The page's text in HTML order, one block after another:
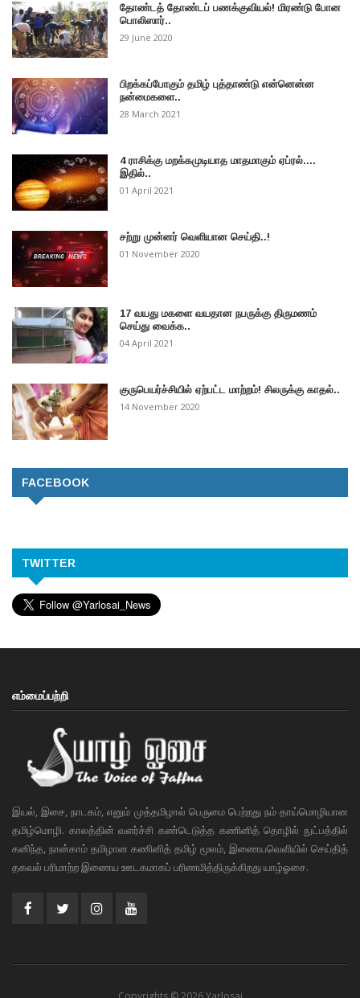
தோண்டத் தோண்டப் பணக்குவியல்! மிரண்டு போன
பொலிஸார்..
29 June 2020
பிறக்கப்போகும் தமிழ் புத்தாண்டு என்னென்ன
நன்மைகளை..
28 March 2021
4 ராசிக்கு மறக்கமுடியாத மாதமாகும் ஏப்ரல்....
இதில்..
01 April 2021
சற்று முன்னர் வெளியான செய்தி..!
01 November 2020
17 வயது மகளை வயதான நபருக்கு திருமணம்
செய்து வைக்க..
04 April 2021
குருபெயர்ச்சியில் ஏற்பட்ட மாற்றம்! சிலருக்கு காதல்..
14 November 2020
FACEBOOK
TWITTER
எம்மைப்பற்றி
இயல், இசை, நாடகம், எனும் முத்தமிழால் பெருமை பெற்றது நம் தாய்மொழியான
தமிழ்மொழி. காலத்தின் வளர்ச்சி கண்டெடுத்த கணினித் தொழில் நுட்பத்தில்
கனிந்த, நான்காம் தமிழான கணினித் தமிழ் மூலம், இணையவெளியில் செய்தித்
தகவல் பரிமாற்ற இணைய ஊடகமாகப் பரிணமித்திருக்கிறது யாழ்ஓசை.